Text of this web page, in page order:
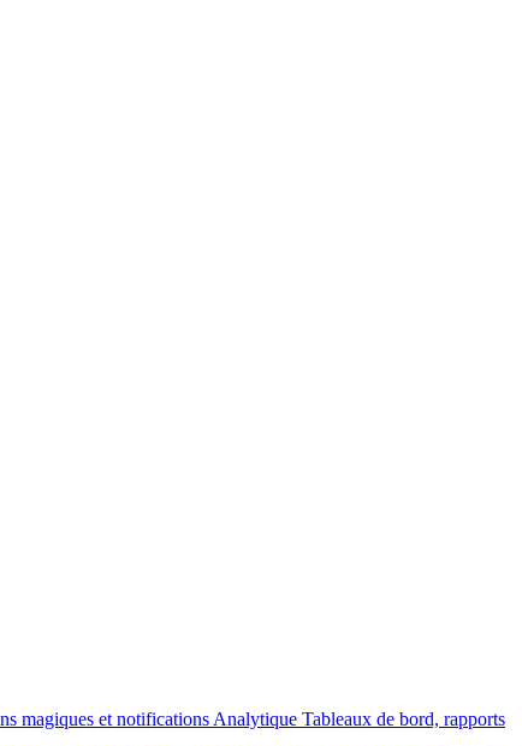
magiques et notifications Analytique Tableaux de bord, rapports